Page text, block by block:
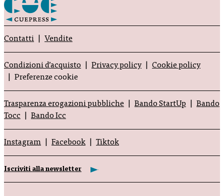
Contatti Vendite
Condizioni d’acquisto Privacy policy
Cookie policy
Preferenze cookie
Trasparenza erogazioni pubbliche Bando StartUp
Bando
Tocc
Bando Icc
Instagram Facebook Tiktok
Iscriviti alla newsletter